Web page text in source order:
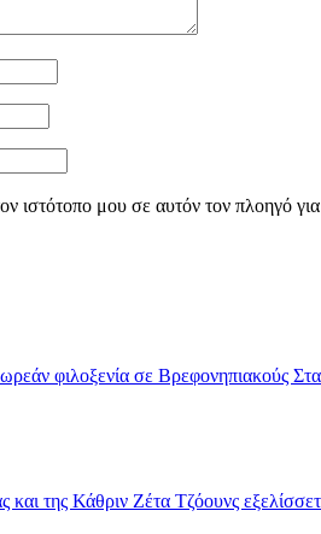
ιστότοπο μου σε αυτόν τον πλοηγό
φιλοξενία σε Βρεφονηπιακούς
της Κάθριν Ζέτα Τζόουνς